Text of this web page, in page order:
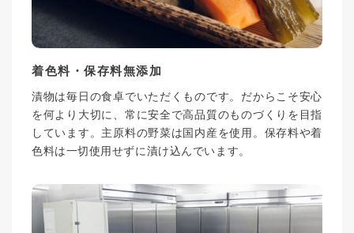
着色料・保存料無添加
漬物は毎日の食卓でいただくものです。だからこそ安心
を何より大切に、常に安全で高品質のものづくりを目指
しています。主原料の野菜は国内産を使用。保存料や着
色料は一切使用せずに漬け込んでいます。